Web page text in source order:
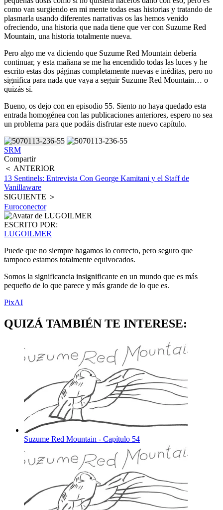
como van surgiendo en mi mente todas esas historias y tratando de
plasmarla usando diferentes narrativas os las hemos venido
ofreciendo, una historia que nada tiene que ver con Suzume Red
Mountain, una historia totalmente nueva.
Pero algo me va diciendo que Suzume Red Mountain debería
continuar, y esta mañana se me ha encendido todas las luces y he
escrito estas dos páginas completamente nuevas e inéditas, pero no
significa para nada que vaya a seguir Suzume Red Mountain… o
quizás sí.
Bueno, os dejo con en episodio 55. Siento no haya quedado esta
entrada homogénea con las publicaciones anteriores, espero no sea
un problema para que podáis disfrutar este nuevo capítulo.
SRM
Compartir
＜ ANTERIOR
13 Sentinels: Entrevista Con George Kamitani y el Staff de
Vanillaware
SIGUIENTE ＞
Euroconector
ESCRITO POR:
LUGOILMER
Puede que no siempre hagamos lo correcto, pero seguro que
tampoco estamos totalmente equivocados.
Somos la significancia insignificante en un mundo que es más
pequeño de lo que parece y más grande de lo que es.
PixAI
QUIZÁ TAMBIÉN TE INTERESE:
Suzume Red Mountain - Capítulo 54